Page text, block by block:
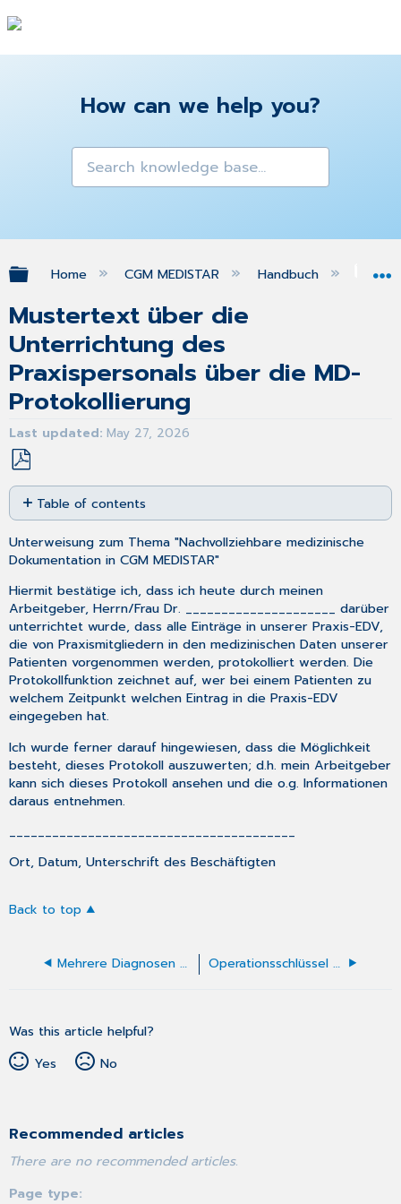
How can we help you?
Expand/collapse global hierarchy
Home CGM MEDISTAR Handbuch
Mustertext über die
Unterrichtung des
Praxispersonals über die MD-
Protokollierung
Last updated May 27, 2026
Save
as
PDF
Table of contents
No
headers
Unterweisung zum Thema "Nachvollziehbare medizinische
Dokumentation in CGM MEDISTAR"
Hiermit bestätige ich, dass ich heute durch meinen
Arbeitgeber, Herrn/Frau Dr. _____________________ darüber
unterrichtet wurde, dass alle Einträge in unserer Praxis-EDV,
die von Praxismitgliedern in den medizinischen Daten unserer
Patienten vorgenommen werden, protokolliert werden. Die
Protokollfunktion zeichnet auf, wer bei einem Patienten zu
welchem Zeitpunkt welchen Eintrag in die Praxis-EDV
eingegeben hat.
Ich wurde ferner darauf hingewiesen, dass die Möglichkeit
besteht, dieses Protokoll auszuwerten; d.h. mein Arbeitgeber
kann sich dieses Protokoll ansehen und die o.g. Informationen
daraus entnehmen.
________________________________________
Ort, Datum, Unterschrift des Beschäftigten
Back to top
Mehrere Diagnosen mit nur einem Kürzel eintragen Operationsschlüssel eingeben
Was this article helpful?
Yes
No
Recommended articles
There are no recommended articles.
Page type